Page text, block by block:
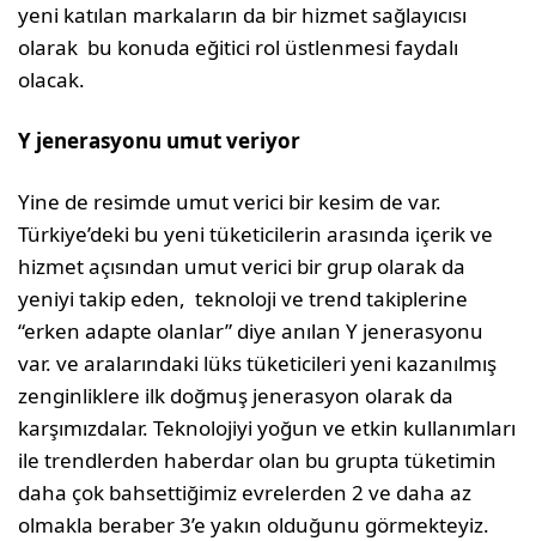
yeni katılan markaların da bir hizmet sağlayıcısı
olarak bu konuda eğitici rol üstlenmesi faydalı
olacak.
Y jenerasyonu umut veriyor
Yine de resimde umut verici bir kesim de var.
Türkiye’deki bu yeni tüketicilerin arasında içerik ve
hizmet açısından umut verici bir grup olarak da
yeniyi takip eden, teknoloji ve trend takiplerine
“erken adapte olanlar” diye anılan Y jenerasyonu
var. ve aralarındaki lüks tüketicileri yeni kazanılmış
zenginliklere ilk doğmuş jenerasyon olarak da
karşımızdalar. Teknolojiyi yoğun ve etkin kullanımları
ile trendlerden haberdar olan bu grupta tüketimin
daha çok bahsettiğimiz evrelerden 2 ve daha az
olmakla beraber 3’e yakın olduğunu görmekteyiz.